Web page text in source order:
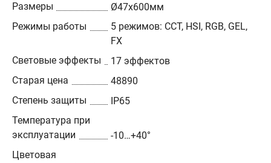
Размеры
Ø47х600мм
Режимы работы
5 режимов: CCT, HSI, RGB, GEL,
FX
Световые эффекты
17 эффектов
Старая цена
48890
Степень защиты
IP65
Температура при
эксплуатации
-10…+40°
Цветовая